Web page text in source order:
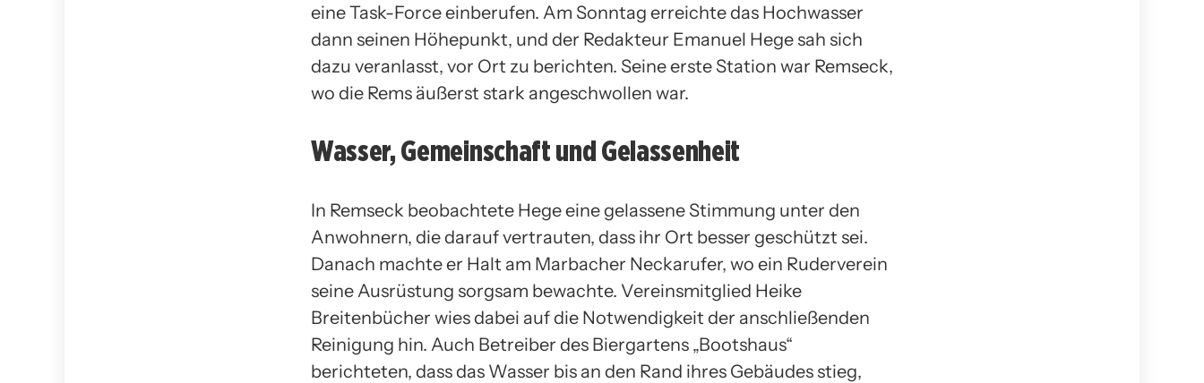
eine Task-Force einberufen. Am Sonntag erreichte das Hochwasser
dann seinen Höhepunkt, und der Redakteur Emanuel Hege sah sich
dazu veranlasst, vor Ort zu berichten. Seine erste Station war Remseck,
wo die Rems äußerst stark angeschwollen war.
Wasser, Gemeinschaft und Gelassenheit
In Remseck beobachtete Hege eine gelassene Stimmung unter den
Anwohnern, die darauf vertrauten, dass ihr Ort besser geschützt sei.
Danach machte er Halt am Marbacher Neckarufer, wo ein Ruderverein
seine Ausrüstung sorgsam bewachte. Vereinsmitglied Heike
Breitenbücher wies dabei auf die Notwendigkeit der anschließenden
Reinigung hin. Auch Betreiber des Biergartens „Bootshaus“
berichteten, dass das Wasser bis an den Rand ihres Gebäudes stieg,